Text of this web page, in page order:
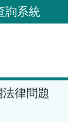
詢系統
律問題